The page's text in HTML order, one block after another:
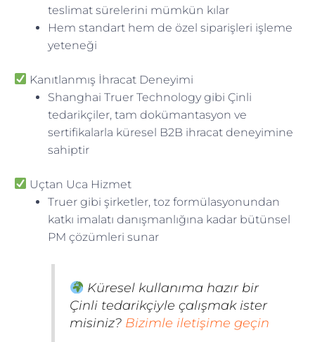
teslimat sürelerini mümkün kılar
Hem standart hem de özel siparişleri işleme
yeteneği
Kanıtlanmış İhracat Deneyimi
Shanghai Truer Technology gibi Çinli
tedarikçiler, tam dokümantasyon ve
sertifikalarla küresel B2B ihracat deneyimine
sahiptir
Uçtan Uca Hizmet
Truer gibi şirketler, toz formülasyonundan
katkı imalatı danışmanlığına kadar bütünsel
PM çözümleri sunar
Küresel kullanıma hazır bir
Çinli tedarikçiyle çalışmak ister
misiniz? Bizimle iletişime geçin